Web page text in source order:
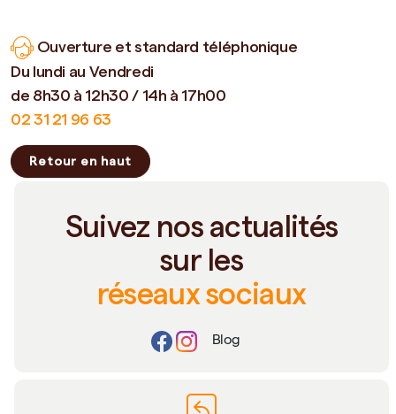
Ouverture et standard téléphonique
Du lundi au Vendredi
de 8h30 à 12h30 / 14h à 17h00
02 31 21 96 63
Retour en haut
Suivez nos actualités
sur les
réseaux sociaux
Blog